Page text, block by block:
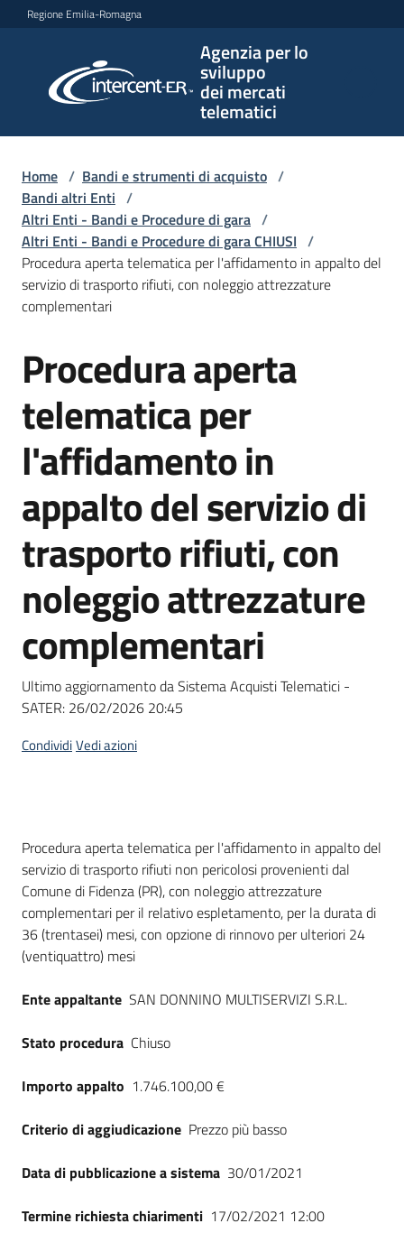
Vai al contenuto
Vai alla navigazione
Vai al footer
Regione Emilia-Romagna
Agenzia per lo
sviluppo
dei mercati
telematici
per lo
sviluppo
telematici
L'Agenzia
e
strumenti
acquisto
Piattaforme
telematiche
English
site
su
Home / Bandi e strumenti di acquisto /
Bandi altri Enti /
Altri Enti - Bandi e Procedure di gara /
Altri Enti - Bandi e Procedure di gara CHIUSI /
Procedura aperta telematica per l'affidamento in appalto del
servizio di trasporto rifiuti, con noleggio attrezzature
complementari
Salta al contenuto
Procedura aperta
telematica per
l'affidamento in
appalto del servizio di
trasporto rifiuti, con
noleggio attrezzature
complementari
Ultimo aggiornamento da Sistema Acquisti Telematici -
SATER: 26/02/2026 20:45
CondividiVedi azioni
Dati del bando
Procedura aperta telematica per l'affidamento in appalto del
servizio di trasporto rifiuti non pericolosi provenienti dal
Comune di Fidenza (PR), con noleggio attrezzature
complementari per il relativo espletamento, per la durata di
36 (trentasei) mesi, con opzione di rinnovo per ulteriori 24
(ventiquattro) mesi
Ente appaltante SAN DONNINO MULTISERVIZI S.R.L.
Stato procedura Chiuso
Importo appalto 1.746.100,00 €
Criterio di aggiudicazione Prezzo più basso
Data di pubblicazione a sistema 30/01/2021
Termine richiesta chiarimenti 17/02/2021 12:00